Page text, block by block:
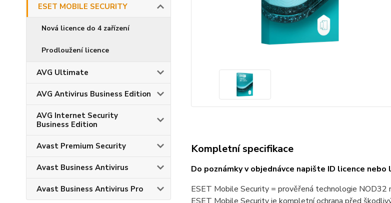
ESET MOBILE SECURITY
Nová licence do 4 zařízení
Prodloužení licence
AVG Ultimate
AVG Antivirus Business Edition
AVG Internet Security
Business Edition
Avast Premium Security
Avast Business Antivirus
Avast Business Antivirus Pro
Kompletní specifikace
Do poznámky v objednávce napište ID licence nebo
ESET Mobile Security = prověřená technologie NOD32